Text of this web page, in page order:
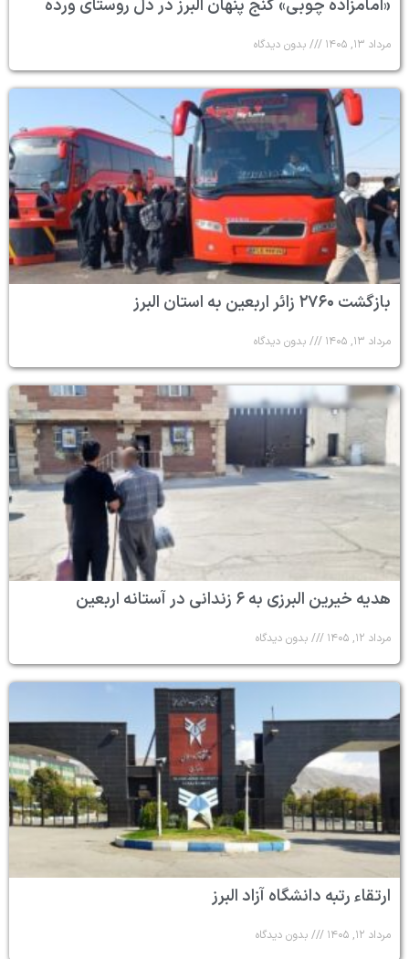
«امامزاده چوبی» گنج پنهان البرز در دل روستای ورده
مرداد ۱۳, ۱۴۰۵ بدون دیدگاه
بازگشت ۲۷۶۰ زائر اربعین به استان البرز
مرداد ۱۳, ۱۴۰۵ بدون دیدگاه
هدیه خیرین البرزی به ۶ زندانی در آستانه اربعین
مرداد ۱۲, ۱۴۰۵ بدون دیدگاه
ارتقاء رتبه دانشگاه آزاد البرز
مرداد ۱۲, ۱۴۰۵ بدون دیدگاه